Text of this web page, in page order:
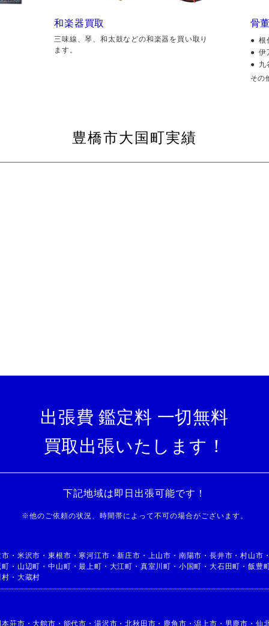
和楽器買取
三味線、琴、和太鼓などの和楽器を買い取り
ます。
骨
根
伊
九
その
豊橋市大国町実績
出張費 鑑定料 一切無料
買取出張いたします！
下記地域は即日出張可能です！
※他のご依頼の状況、時間帯によって不可の場合がございます。
市 ・ 米沢市 ・東根市 ・寒河江市 ・新庄市 ・ 上山市 ・ 南陽市 ・ 長井市 ・村山市
町 ・ 山辺町 ・中山町 ・最上町 ・ 大江町 ・ 真室川町 ・ 小国町 ・ 大石田町 ・ 飯豊
村 ・ 大蔵村
本荘市 ・大館市 ・ 能代市 ・ 湯沢市 ・北秋田市 ・ 鹿角市 ・潟上市 ・ 男鹿市 ・ 仙